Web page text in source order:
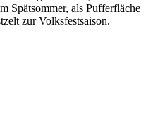
Spätsommer, als Pufferfläche
zur Volksfestsaison.